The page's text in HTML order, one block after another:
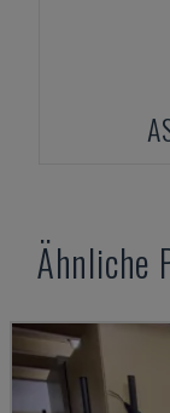
Ähnliche